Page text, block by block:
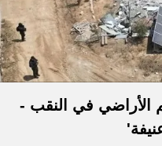
الأراضي في النقب -